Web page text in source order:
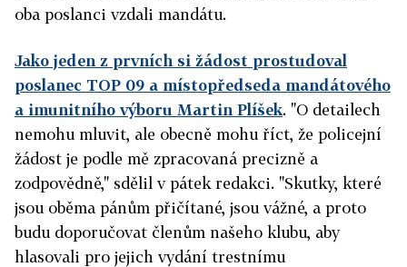
oba poslanci vzdali mandátu.
Jako jeden z prvních si žádost prostudoval
poslanec TOP 09 a místopředseda mandátového
a imunitního výboru Martin Plíšek. "O detailech
nemohu mluvit, ale obecně mohu říct, že policejní
žádost je podle mě zpracovaná precizně a
zodpovědně," sdělil v pátek redakci. "Skutky, které
jsou oběma pánům přičítané, jsou vážné, a proto
budu doporučovat členům našeho klubu, aby
hlasovali pro jejich vydání trestnímu